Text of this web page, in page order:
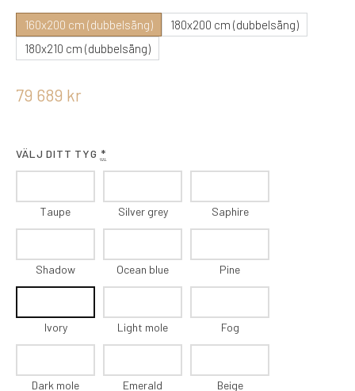
160x200 cm (dubbelsäng)
180x200 cm (dubbelsäng)
180x210 cm (dubbelsäng)
79 689 kr
VÄLJ DITT TYG *
Taupe Silver grey Saphire
Shadow Ocean blue Pine
Ivory Light mole Fog
Dark mole Emerald Beige